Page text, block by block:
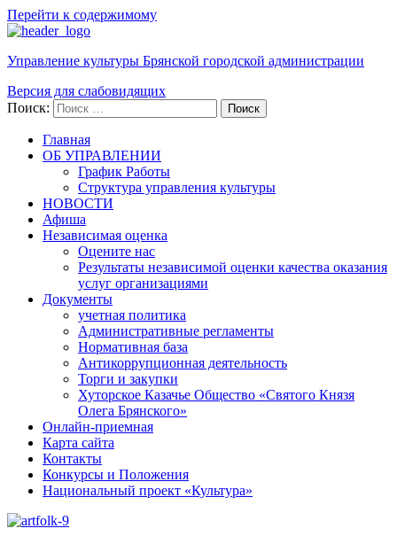
Перейти к содержимому
Управление культуры Брянской городской администрации
Версия для слабовидящих
Поиск:
Поиск
Главная
ОБ УПРАВЛЕНИИ
График Работы
Структура управления культуры
НОВОСТИ
Афиша
Независимая оценка
Оцените нас
Результаты независимой оценки качества оказания
услуг организациями
Документы
учетная политика
Административные регламенты
Нормативная база
Антикоррупционная деятельность
Торги и закупки
Хуторское Казачье Общество «Святого Князя
Олега Брянского»
Онлайн-приемная
Карта сайта
Контакты
Конкурсы и Положения
Национальный проект «Культура»